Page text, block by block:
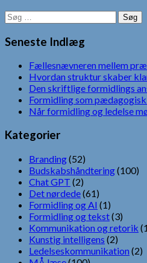
Søg
efter:
Seneste Indlæg
Fællesnævneren mellem
Hvordan struktur skaber
Den skriftlige formidlings
Formidling som
Når formidling og ledelse
Kategorier
Branding(52)
Budskabshåndtering(100)
Chat GPT (2)
Det nørdede(61)
Formidling og AI (1)
Formidling og tekst(3)
Kommunikation og retorik
Kunstig intelligens (2)
Ledelseskommunikation (2)